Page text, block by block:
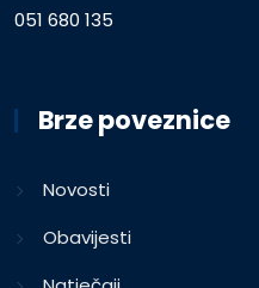
051 680 135
Brze poveznice
Novosti
Obavijesti